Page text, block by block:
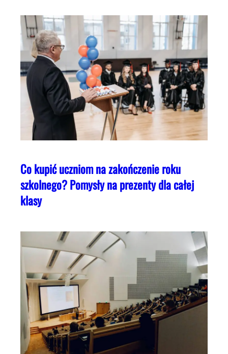
Co kupić uczniom na zakończenie roku
szkolnego? Pomysły na prezenty dla całej
klasy